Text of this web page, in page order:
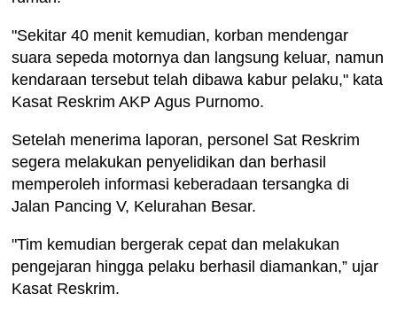
"Sekitar 40 menit kemudian, korban mendengar
suara sepeda motornya dan langsung keluar, namun
kendaraan tersebut telah dibawa kabur pelaku," kata
Kasat Reskrim AKP Agus Purnomo.
Setelah menerima laporan, personel Sat Reskrim
segera melakukan penyelidikan dan berhasil
memperoleh informasi keberadaan tersangka di
Jalan Pancing V, Kelurahan Besar.
"Tim kemudian bergerak cepat dan melakukan
pengejaran hingga pelaku berhasil diamankan,” ujar
Kasat Reskrim.